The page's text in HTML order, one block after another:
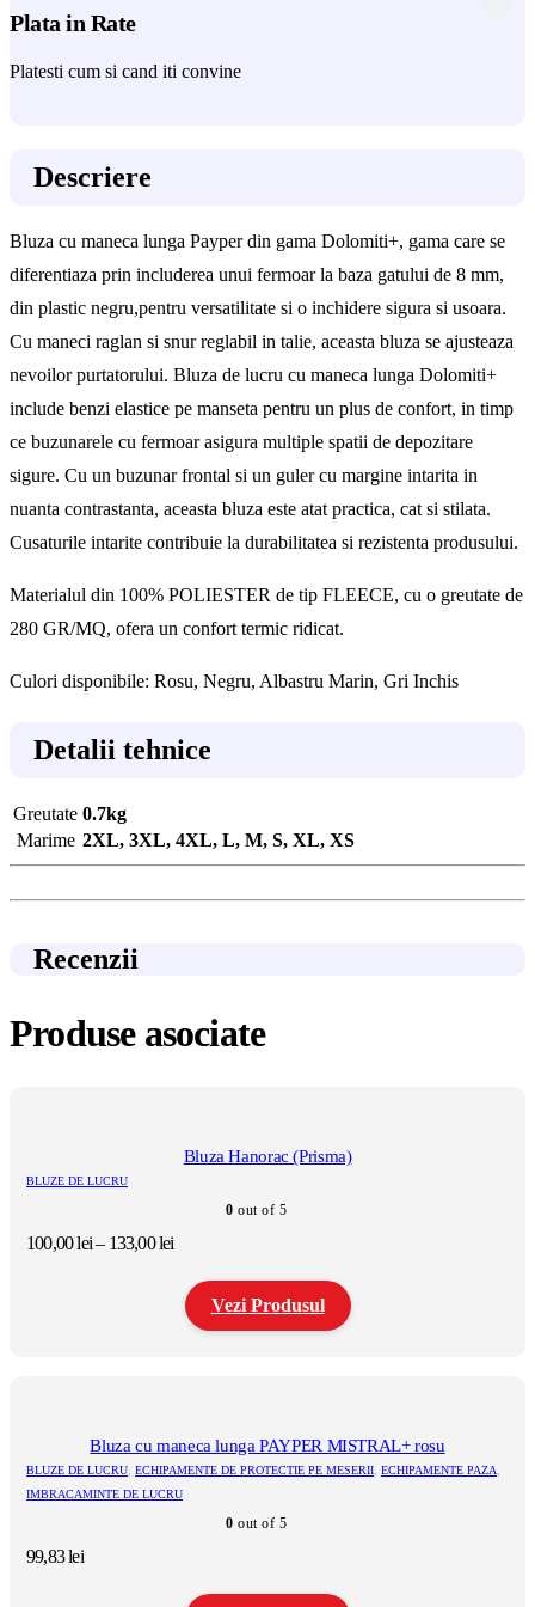
Plata in Rate
Platesti cum si cand iti convine
Descriere
Bluza cu maneca lunga Payper din gama Dolomiti+, gama care se
diferentiaza prin includerea unui fermoar la baza gatului de 8 mm,
din plastic negru,pentru versatilitate si o inchidere sigura si usoara.
Cu maneci raglan si snur reglabil in talie, aceasta bluza se ajusteaza
nevoilor purtatorului. Bluza de lucru cu maneca lunga Dolomiti+
include benzi elastice pe manseta pentru un plus de confort, in timp
ce buzunarele cu fermoar asigura multiple spatii de depozitare
sigure. Cu un buzunar frontal si un guler cu margine intarita in
nuanta contrastanta, aceasta bluza este atat practica, cat si stilata.
Cusaturile intarite contribuie la durabilitatea si rezistenta produsului.
Materialul din 100% POLIESTER de tip FLEECE, cu o greutate de
280 GR/MQ, ofera un confort termic ridicat.
Culori disponibile: Rosu, Negru, Albastru Marin, Gri Inchis
Detalii tehnice
Greutate 0.7kg
Marime 2XL, 3XL, 4XL, L, M, S, XL, XS
Recenzii
Produse asociate
Bluza Hanorac (Prisma)
BLUZE DE LUCRU
0 out of 5
100,00lei– 133,00leiInterval
prețuri:
100,00 lei
până
Vezi Produsul
variații.
Opțiunile
pot
alese
în
Bluza cu maneca lunga PAYPER MISTRAL+ rosu
BLUZE DE LUCRU, ECHIPAMENTE DE PROTECTIE PE MESERII, ECHIPAMENTE PAZA,
IMBRACAMINTE DE LUCRU
0 out of 5
99,83lei